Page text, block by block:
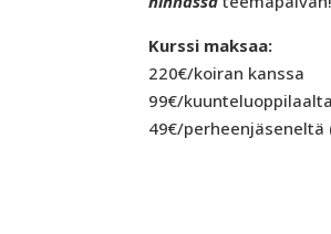
Kurssi maksaa:
220€/koiran kanssa
99€/kuunteluoppilaalta
49€/perheenjäseneltä